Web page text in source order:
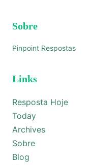
Sobre
Pinpoint Respostas
Links
Resposta Hoje
Today
Archives
Sobre
Blog